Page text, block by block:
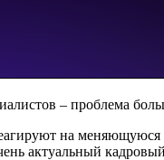
– проблема
на
актуальный